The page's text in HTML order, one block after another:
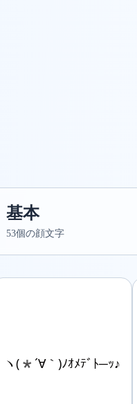
基本
53個の顔文字
ヽ(*´∀｀)ﾉｵﾒﾃﾞﾄ─ｯ♪